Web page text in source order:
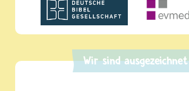
Wir sind ausgezeichnet